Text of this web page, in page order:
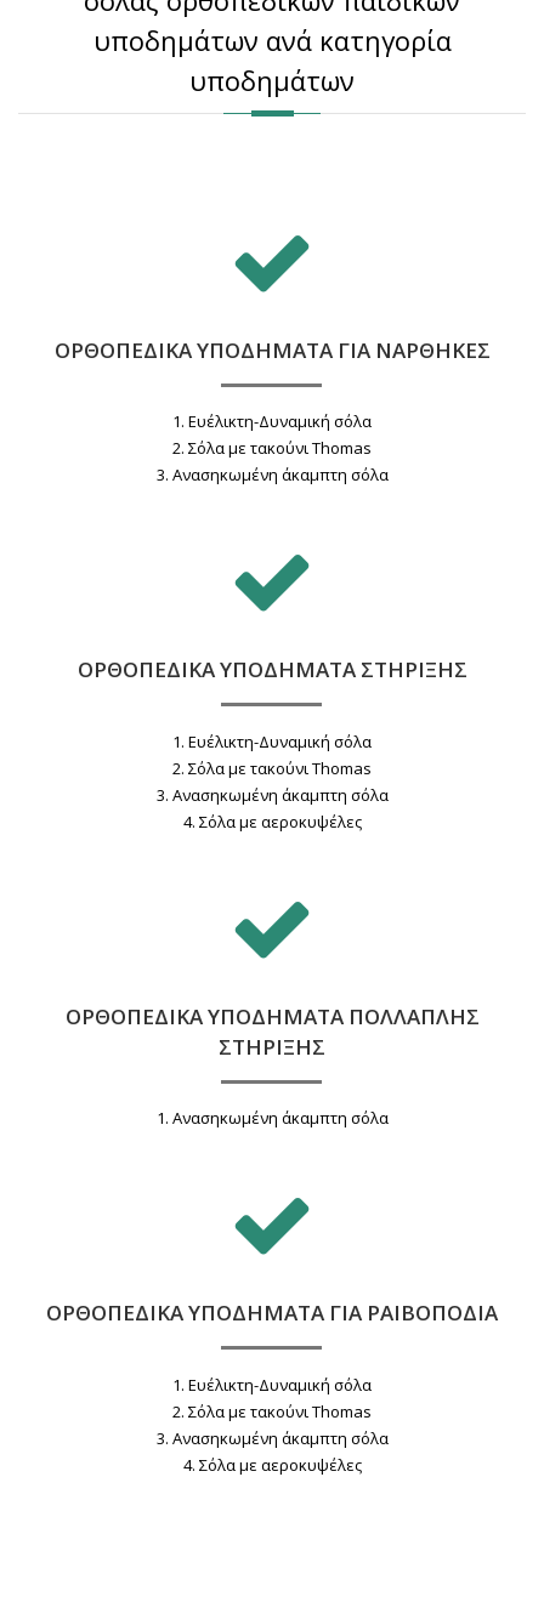
υποδημάτων ανά κατηγορία
υποδημάτων
ΟΡΘΟΠΕΔΙΚΑ ΥΠΟΔΗΜΑΤΑ ΓΙΑ ΝΑΡΘΗΚΕΣ
1. Eυέλικτη-Δυναμική σόλα
2. Σόλα με τακούνι Thomas
3. Aνασηκωμένη άκαμπτη σόλα
ΟΡΘΟΠΕΔΙΚΑ ΥΠΟΔΗΜΑΤΑ ΣΤΗΡΙΞΗΣ
1. Eυέλικτη-Δυναμική σόλα
2. Σόλα με τακούνι Thomas
3. Aνασηκωμένη άκαμπτη σόλα
4. Σόλα με αεροκυψέλες
ΟΡΘΟΠΕΔΙΚΑ ΥΠΟΔΗΜΑΤΑ ΠΟΛΛΑΠΛΗΣ
ΣΤΗΡΙΞΗΣ
1. Ανασηκωμένη άκαμπτη σόλα
ΟΡΘΟΠΕΔΙΚΑ ΥΠΟΔΗΜΑΤΑ ΓΙΑ ΡΑΙΒΟΠΟΔΙΑ
1. Eυέλικτη-Δυναμική σόλα
2. Σόλα με τακούνι Thomas
3. Aνασηκωμένη άκαμπτη σόλα
4. Σόλα με αεροκυψέλες